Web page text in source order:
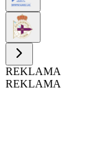
REKLAMA
REKLAMA